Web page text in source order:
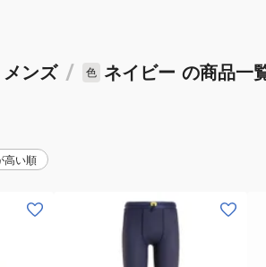
メンズ / 色 ネイビー の商品一
高い順